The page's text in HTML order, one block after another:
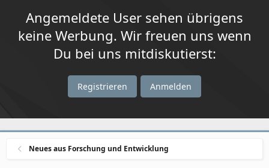
Angemeldete User sehen übrigens
keine Werbung. Wir freuen uns wenn
Du bei uns mitdiskutierst:
Registrieren Anmelden
Neues aus Forschung und Entwicklung